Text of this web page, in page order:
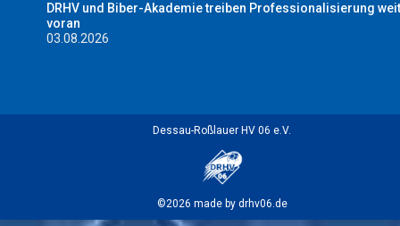
DRHV und Biber-Akademie treiben Professionalisierung
voran
03.08.2026
Dessau-Roßlauer HV 06 e.V.
©2026 made by drhv06.de